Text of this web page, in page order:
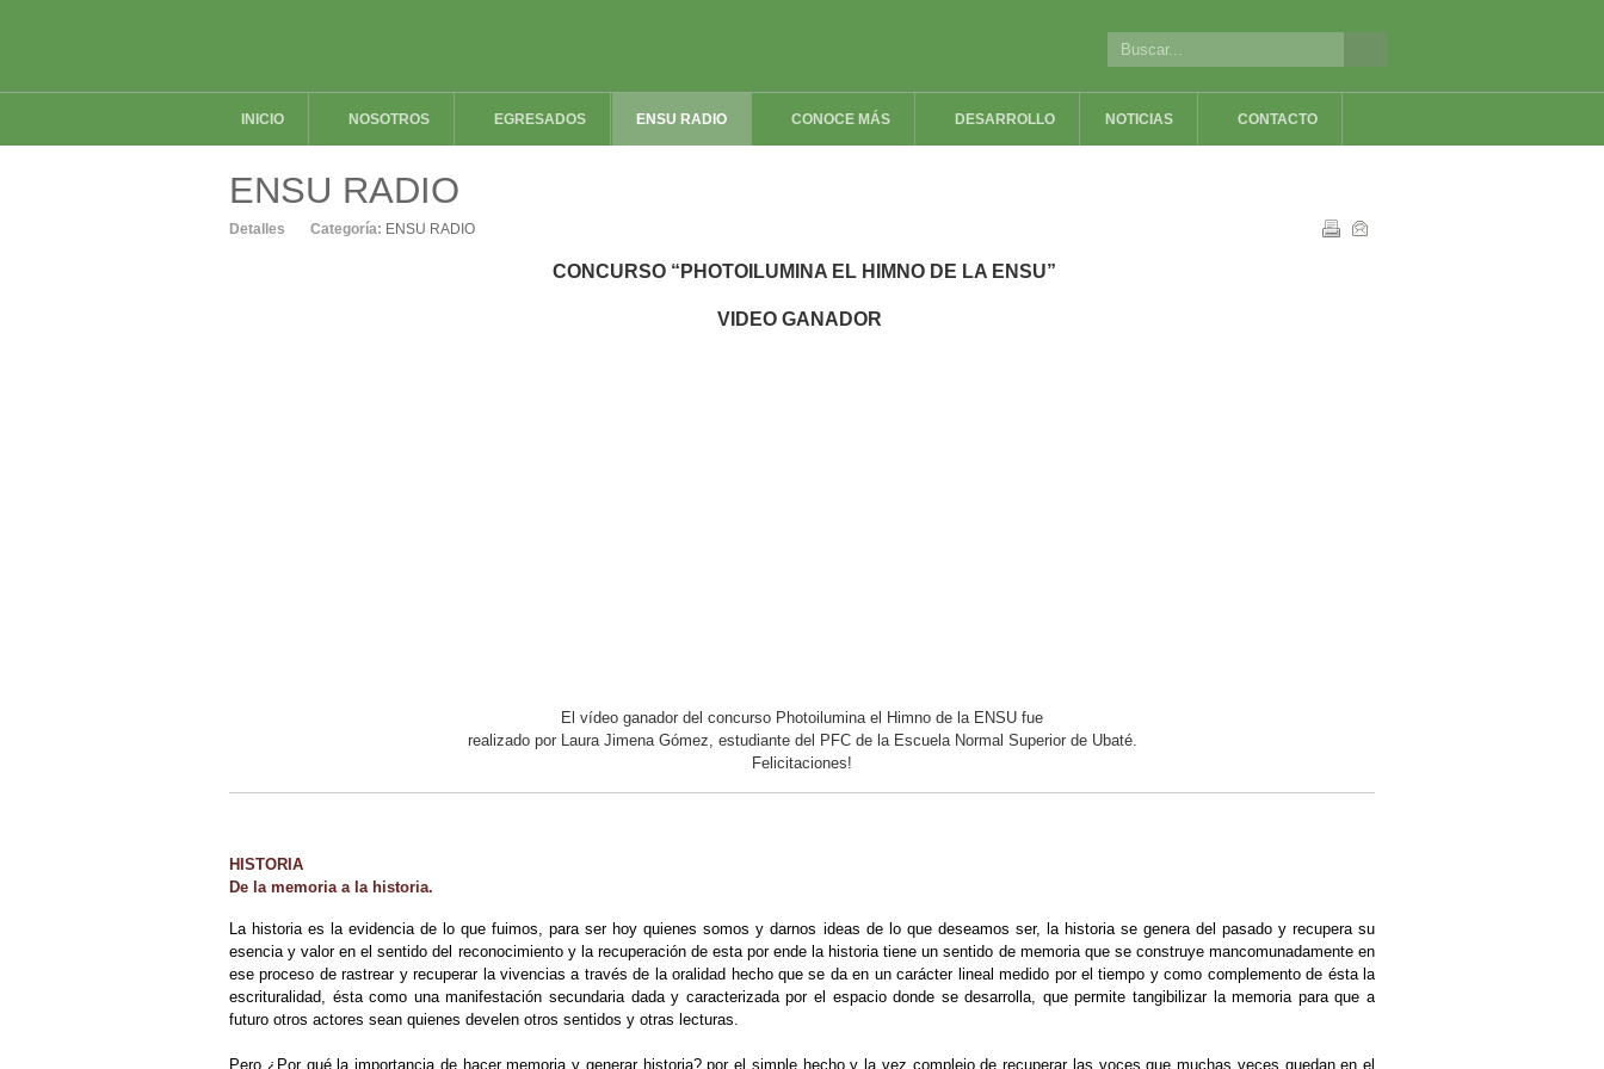
INICIO NOSOTROS EGRESADOS ENSU RADIO CONOCE MÁS DESARROLLO NOTICIAS CONTACTO
ENSU RADIO
Detalles Categoría: ENSU RADIO
CONCURSO “PHOTOILUMINA EL HIMNO DE LA ENSU”
VIDEO GANADOR
El vídeo ganador del concurso Photoilumina el Himno de la ENSU fue
realizado por Laura Jimena Gómez, estudiante del PFC de la Escuela Normal Superior de Ubaté.
Felicitaciones!
HISTORIA
De la memoria a la historia.
La historia es la evidencia de lo que fuimos, para ser hoy quienes somos y darnos ideas de lo que deseamos ser, la historia se genera del pasado y recupera su
esencia y valor en el sentido del reconocimiento y la recuperación de esta por ende la historia tiene un sentido de memoria que se construye mancomunadamente en
ese proceso de rastrear y recuperar la vivencias a través de la oralidad hecho que se da en un carácter lineal medido por el tiempo y como complemento de ésta la
escrituralidad, ésta como una manifestación secundaria dada y caracterizada por el espacio donde se desarrolla, que permite tangibilizar la memoria para que a
futuro otros actores sean quienes develen otros sentidos y otras lecturas.
Pero ¿Por qué la importancia de hacer memoria y generar historia? por el simple hecho y la vez complejo de recuperar las voces que muchas veces quedan en el